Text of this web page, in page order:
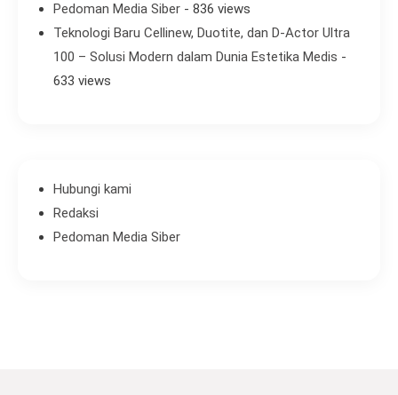
Pedoman Media Siber - 836 views
Teknologi Baru Cellinew, Duotite, dan D-Actor Ultra
100 – Solusi Modern dalam Dunia Estetika Medis -
633 views
Hubungi kami
Redaksi
Pedoman Media Siber